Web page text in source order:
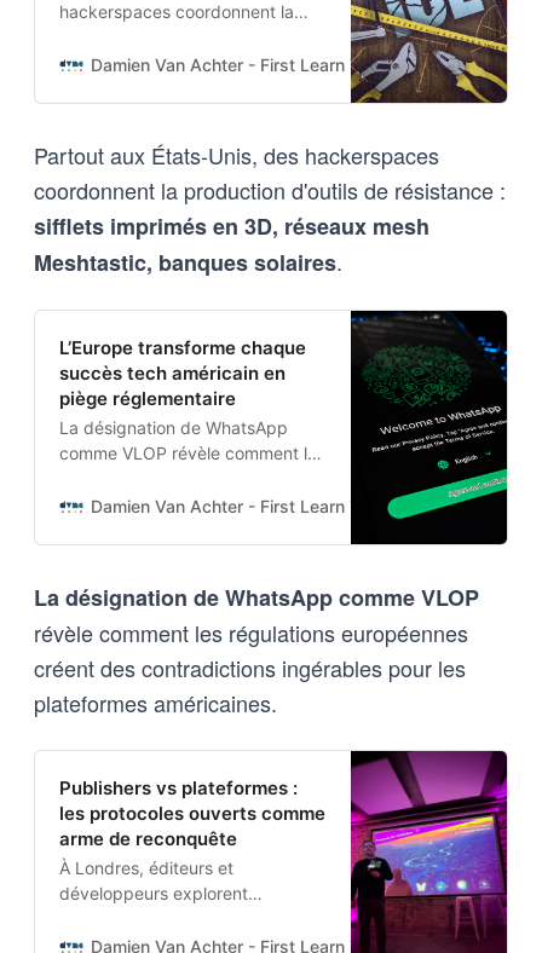
hackerspaces coordonnent la
sifflets imprimés en 3D, réseaux
Damien Van Achter - First Learn The Rules. Then Break
Partout aux États-Unis, des hackerspaces
coordonnent la production d'outils de résistance :
sifflets imprimés en 3D, réseaux mesh
Meshtastic, banques solaires.
L’Europe transforme chaque
succès tech américain en
piège réglementaire
La désignation de WhatsApp
comme VLOP révèle comment les
des contradictions ingérables
Damien Van Achter - First Learn The Rules. Then Break
La désignation de WhatsApp comme VLOP
révèle comment les régulations européennes
créent des contradictions ingérables pour les
plateformes américaines.
Publishers vs plateformes :
les protocoles ouverts comme
arme de reconquête
À Londres, éditeurs et
développeurs explorent
paiements décentralisés pour
Damien Van Achter - First Learn The Rules. Then Break